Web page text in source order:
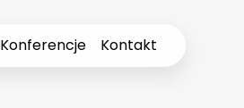
Konferencje Kontakt